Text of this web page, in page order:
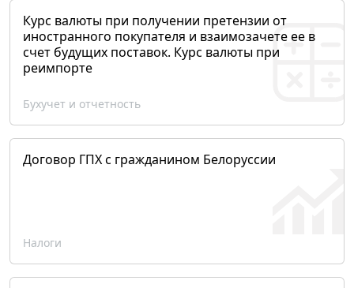
Курс валюты при получении претензии от
иностранного покупателя и взаимозачете ее в
счет будущих поставок. Курс валюты при
реимпорте
Бухучет и отчетность
Договор ГПХ с гражданином Белоруссии
Налоги